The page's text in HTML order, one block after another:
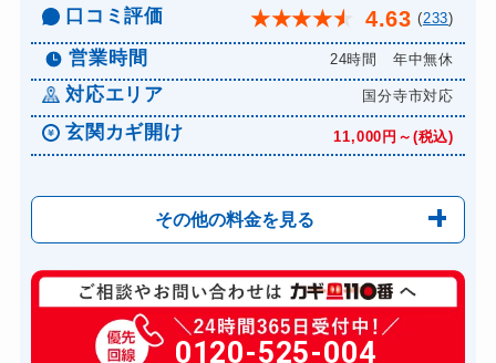
口コミ評価 ★★★★★ 4.63 (233)
営業時間 24時間 年中無休
対応エリア 国分寺市対応
玄関カギ開け 11,000円～(税込)
その他の料金を見る
玄関カギ修理 6,600円～(税込)
玄関カギ交換 14,300円～(税込)
0120-525-004